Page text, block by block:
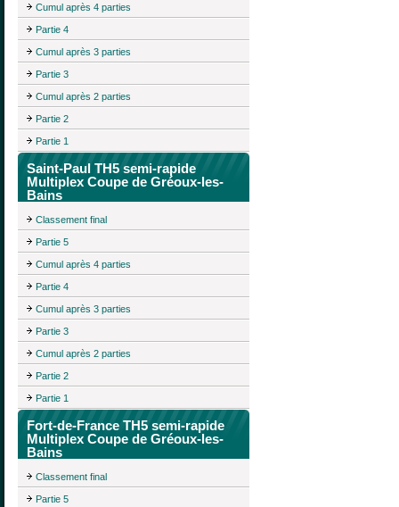
Cumul après 4 parties
Partie 4
Cumul après 3 parties
Partie 3
Cumul après 2 parties
Partie 2
Partie 1
Saint-Paul TH5 semi-rapide
Multiplex Coupe de Gréoux-les-
Bains
Classement final
Partie 5
Cumul après 4 parties
Partie 4
Cumul après 3 parties
Partie 3
Cumul après 2 parties
Partie 2
Partie 1
Fort-de-France TH5 semi-rapide
Multiplex Coupe de Gréoux-les-
Bains
Classement final
Partie 5